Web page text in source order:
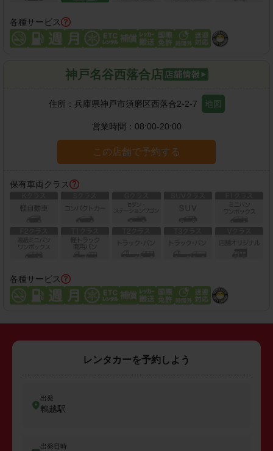
各種サービス
神戸名谷西落合店
住所： 兵庫県神戸市須磨区西落合2-2-7 地図
営業時間： 08:00-20:00
この店舗で予約する
保有車両クラス
各種サービス
レンタカーを予約しよう
出発
鵯越駅
出発日時